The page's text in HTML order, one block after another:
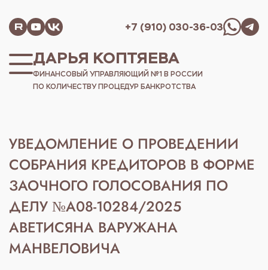
+7 (910) 030-36-03
ДАРЬЯ КОПТЯЕВА
ФИНАНСОВЫЙ УПРАВЛЯЮЩИЙ №1 В РОССИИ
ПО КОЛИЧЕСТВУ ПРОЦЕДУР БАНКРОТСТВА
УВЕДОМЛЕНИЕ О ПРОВЕДЕНИИ
СОБРАНИЯ КРЕДИТОРОВ В ФОРМЕ
ЗАОЧНОГО ГОЛОСОВАНИЯ ПО
ДЕЛУ №А08-10284/2025
АВЕТИСЯНА ВАРУЖАНА
МАНВЕЛОВИЧА